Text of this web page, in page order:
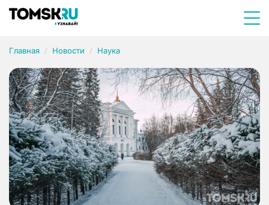
Главная Новости Наука